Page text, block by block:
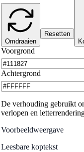
Omdraaien
Resetten
Voorgrond
Achtergrond
De verhouding gebruikt
verlopen en
Voorbeeldweergave
Leesbare koptekst